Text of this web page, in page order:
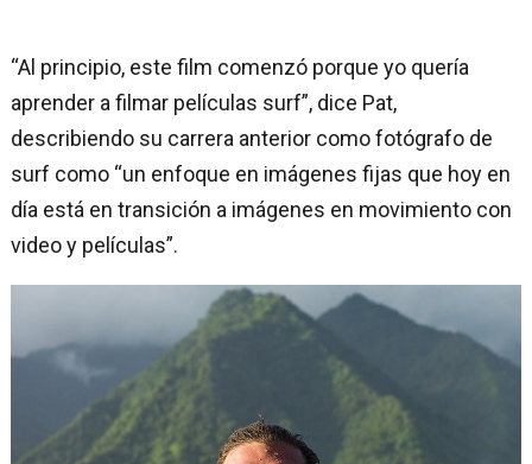
“Al principio, este film comenzó porque yo quería
aprender a filmar películas surf”, dice Pat,
describiendo su carrera anterior como fotógrafo de
surf como “un enfoque en imágenes fijas que hoy en
día está en transición a imágenes en movimiento con
video y películas”.